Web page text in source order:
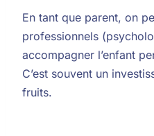
En tant que parent, on
professionnels
accompagner l’enfant
C’est souvent un
fruits.